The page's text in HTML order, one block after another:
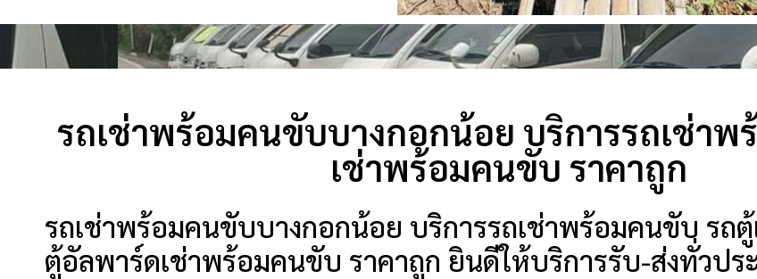
รถเช่าพร้อมคนขับบางกอกน้อย บริการรถเช่า
เช่าพร้อมคนขับ ราคาถูก
รถเช่าพร้อมคนขับบางกอกน้อย บริการรถเช่าพร้อมคนขับ รถ
ตู้อัลพาร์ดเช่าพร้อมคนขับ ราคาถูก ยินดีให้บริการรับ-ส่งทั่วปร